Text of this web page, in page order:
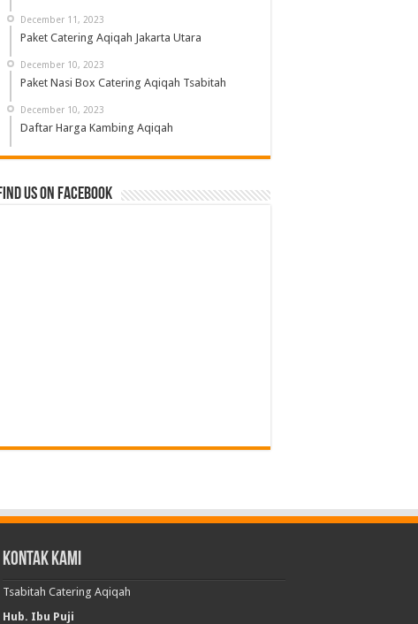
December 11, 2023
Paket Catering Aqiqah Jakarta Utara
December 10, 2023
Paket Nasi Box Catering Aqiqah Tsabitah
December 10, 2023
Daftar Harga Kambing Aqiqah
Find us on Facebook
Kontak Kami
Tsabitah Catering Aqiqah
Hub. Ibu Puji